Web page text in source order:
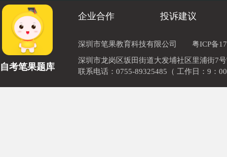
自考笔果题库
企业合作 投诉建议
深圳市笔果教育科技有限公司
粤ICP备
深圳市龙岗区坂田街道大发埔社区里浦街7
联系电话：0755-89325485（ 工作日：9：